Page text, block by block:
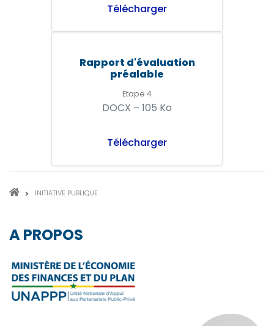
Télécharger
Rapport d'évaluation
préalable
Etape 4
DOCX – 105 Ko
Télécharger
FIL
INITIATIVE PUBLIQUE
A PROPOS